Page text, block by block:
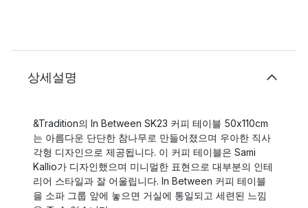
상세설명
&Tradition의 In Between SK23 커피 테이블 50x110cm
는 아름다운 단단한 참나무로 만들어졌으며 우아한 직사
각형 디자인으로 제공됩니다. 이 커피 테이블은 Sami
Kallio가 디자인했으며 미니멀한 표현으로 대부분의 인테
리어 스타일과 잘 어울립니다. In Between 커피 테이블
을 소파 그룹 앞에 놓으면 거실에 통일되고 세련된 느낌